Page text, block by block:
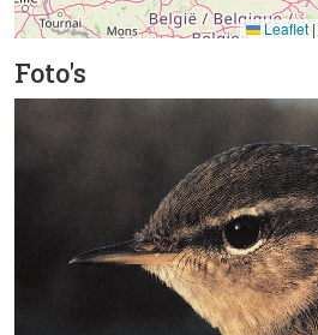
Leaflet|
Foto's